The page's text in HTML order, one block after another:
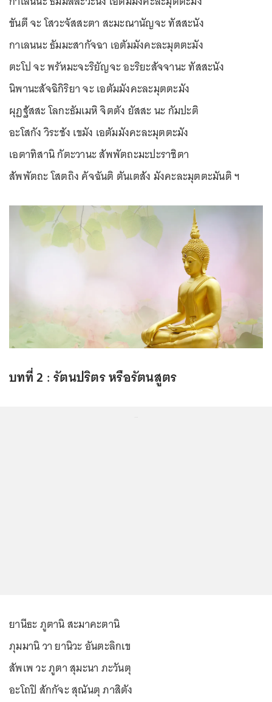
ขันตี จะ โสวะจัสสะตา สะมะณานัญจะ ทัสสะนัง
กาเลนนะ ธัมมะสากัจฉา เอตัมมังคะละมุตตะมัง
ตะโป จะ พรัหมะจะริยัญจะ อะริยะสัจจานะ ทัสสะนัง
นิพานะสัจฉิกิริยา จะ เอตัมมังคะละมุตตะมัง
ผุฏฐัสสะ โลกะธัมเมหิ จิตตัง ยัสสะ นะ กัมปะติ
อะโสกัง วิระชัง เขมัง เอตัมมังคะละมุตตะมัง
เอตาทิสานิ กัตะวานะ สัพพัตถะมะปะราชิตา
สัพพัตถะ โสตถิง คัจฉันติ ตันเตสัง มังคะละมุตตะมันติ ฯ
บทที่ 2 : รัตนปริตร หรือรัตนสูตร
ยานีธะ ภูตานิ สะมาคะตานิ
ภุมมานิ วา ยานิวะ อันตะลิกเข
สัพเพ วะ ภูตา สุมะนา ภะวันตุ
อะโถปิ สักกัจะ สุณันตุ ภาสิตัง